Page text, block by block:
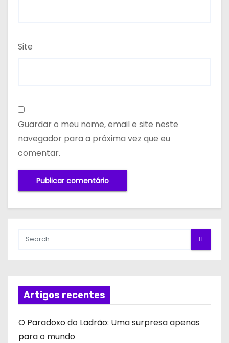
Site
Guardar o meu nome, email e site neste
navegador para a próxima vez que eu
comentar.
Artigos recentes
O Paradoxo do Ladrão: Uma surpresa apenas
para o mundo